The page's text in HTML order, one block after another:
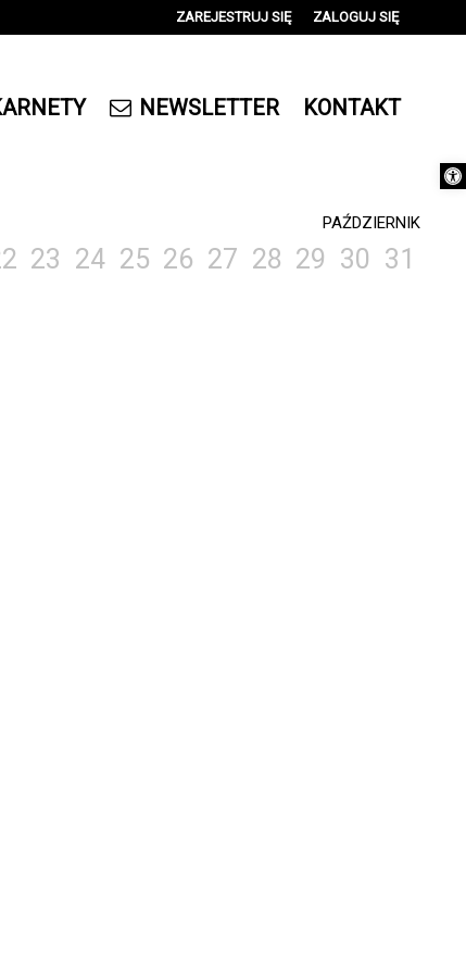
ZAREJESTRUJ SIĘ ZALOGUJ SIĘ
14
NEWSLETTER KONTAKT
PAŹDZIERNIK
23 24 25 26 27 28 29 30 31